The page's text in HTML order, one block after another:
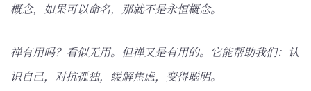
概念，如果可以命名，那就不是永恒概念。
禅有用吗？看似无用。但禅又是有用的。它能帮助我们：认
识自己，对抗孤独，缓解焦虑，变得聪明。